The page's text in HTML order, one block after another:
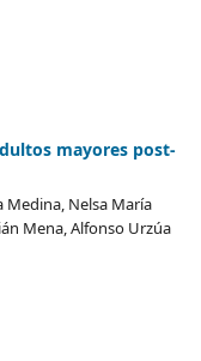
mayores post-
Medina, Nelsa María
Mena, Alfonso Urzúa